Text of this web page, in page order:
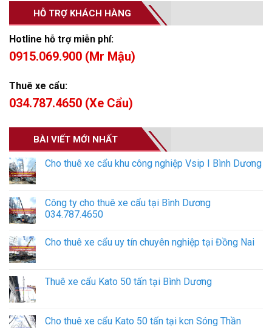
HỖ TRỢ KHÁCH HÀNG
Hotline hỗ trợ miễn phí:
0915.069.900 (Mr Mậu)
Thuê xe cẩu:
034.787.4650 (Xe Cẩu)
BÀI VIẾT MỚI NHẤT
Cho thuê xe cẩu khu công nghiệp Vsip I Bình Dương
Công ty cho thuê xe cẩu tại Bình Dương
034.787.4650
Cho thuê xe cẩu uy tín chuyên nghiệp tại Đồng Nai
Thuê xe cẩu Kato 50 tấn tại Bình Dương
Cho thuê xe cẩu Kato 50 tấn tại kcn Sóng Thần